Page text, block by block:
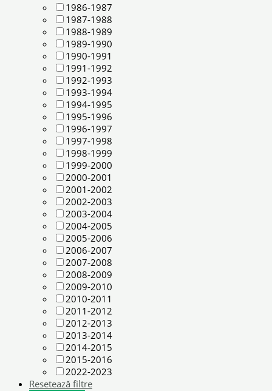
1986-1987
1987-1988
1988-1989
1989-1990
1990-1991
1991-1992
1992-1993
1993-1994
1994-1995
1995-1996
1996-1997
1997-1998
1998-1999
1999-2000
2000-2001
2001-2002
2002-2003
2003-2004
2004-2005
2005-2006
2006-2007
2007-2008
2008-2009
2009-2010
2010-2011
2011-2012
2012-2013
2013-2014
2014-2015
2015-2016
2022-2023
Resetează filtre